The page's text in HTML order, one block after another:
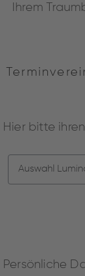
Ihrem
Hier bitte
Persönliche